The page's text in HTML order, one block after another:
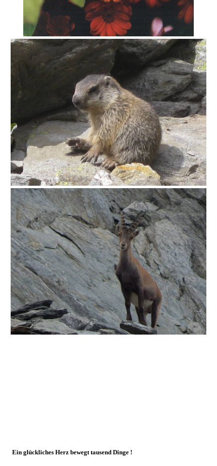
Ein glückliches Herz bewegt tausend Dinge !